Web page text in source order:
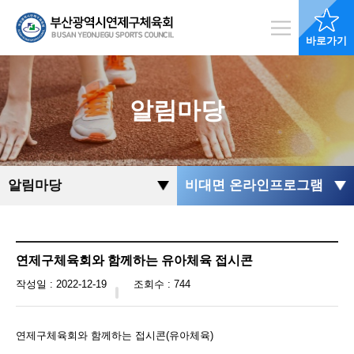
바로가기
알림마당
알림마당 비대면 온라인프로그램
연제구체육회와 함께하는 유아체육 접시콘
작성일 : 2022-12-19 조회수 : 744
연제구체육회와 함께하는 접시콘(유아체육)